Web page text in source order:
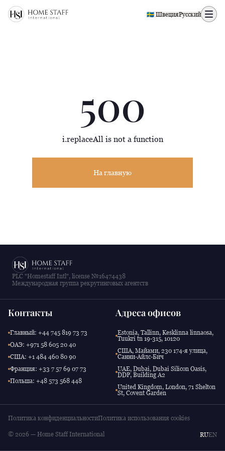
500 page
🇸🇪 ШвецияРусский
500
i.replaceAll is not a function
На главную
PLC "Homestaff Intl", license №16474438
Международная группа рекрутинговых агентств
Контакты
Главный: +44 745 819 73 73
ОАЭ: +971 58 605 20 40
США: +1 484 460 80 90
Франция: +33 7 57 69 07 73
Польша: +48 573 568 448
Адреса офисов
Estonia, Tallinn, Kesklinna linnaosa,
Tuukri tn 19-315, 10120
США, Майами, 230 174-я улица,
Санни-Айлс-Бич
UAE, Dubai, Dubai Silicon Oasis,
DDP, Building A2
United Kingdom, London, 71 Shelton
St, Covent Garden
Политика конфиденциальностиПолитика использования cookies
© 2026 — Home Staff International RUEN